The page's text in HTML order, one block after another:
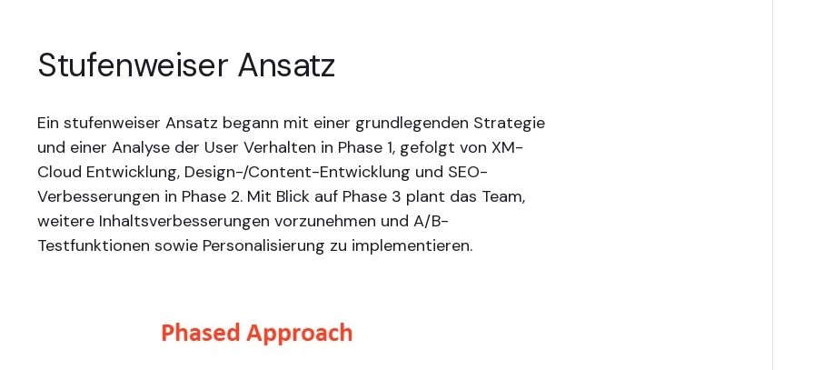
Stufenweiser Ansatz
Ein stufenweiser Ansatz begann mit einer grundlegenden Strategie
und einer Analyse der User Verhalten in Phase 1, gefolgt von XM-
Cloud Entwicklung, Design-/Content-Entwicklung und SEO-
Verbesserungen in Phase 2. Mit Blick auf Phase 3 plant das Team,
weitere Inhaltsverbesserungen vorzunehmen und A/B-
Testfunktionen sowie Personalisierung zu implementieren.